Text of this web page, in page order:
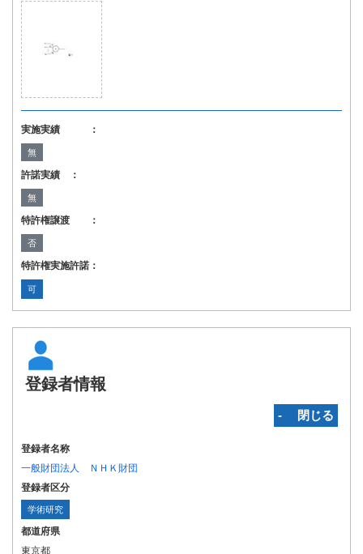
実施実績 ：
無
許諾実績 ：
無
特許権譲渡 ：
否
特許権実施許諾：
可
登録者情報
‐ 閉じる
登録者名称
一般財団法人 ＮＨＫ財団
登録者区分
学術研究
都道府県
東京都